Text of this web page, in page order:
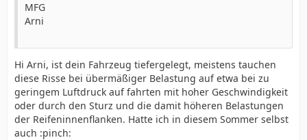
MFG
Arni
Hi Arni, ist dein Fahrzeug tiefergelegt, meistens tauchen
diese Risse bei übermäßiger Belastung auf etwa bei zu
geringem Luftdruck auf fahrten mit hoher Geschwindigkeit
oder durch den Sturz und die damit höheren Belastungen
der Reifeninnenflanken. Hatte ich in diesem Sommer selbst
auch :pinch: